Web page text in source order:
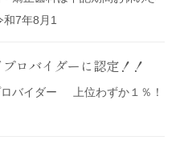
7年8月1
ロバイダーに認定！！
わずか１％！